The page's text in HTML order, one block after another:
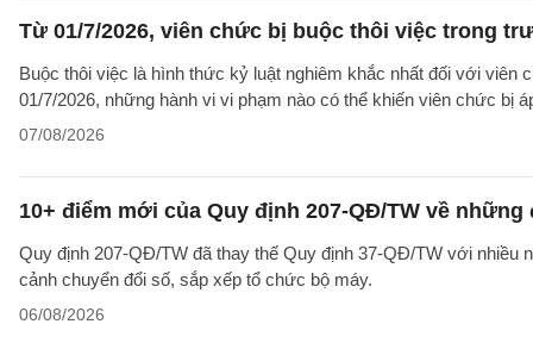
Từ 01/7/2026, viên chức bị buộc thôi việc trong
Buộc thôi việc là hình thức kỷ luật nghiêm khắc nhất đối với
01/7/2026, những hành vi vi phạm nào có thể khiến viên chức bị
07/08/2026
10+ điểm mới của Quy định 207-QĐ/TW về
Quy định 207-QĐ/TW đã thay thế Quy định 37-QĐ/TW với
cảnh chuyển đổi số, sắp xếp tổ chức bộ máy.
06/08/2026